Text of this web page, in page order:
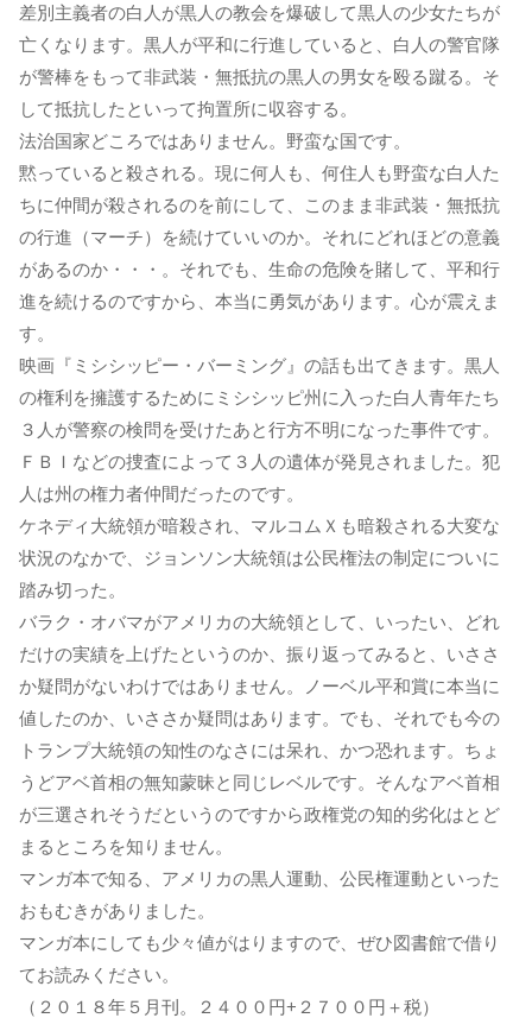
差別主義者の白人が黒人の教会を爆破して黒人の少女たちが
亡くなります。黒人が平和に行進していると、白人の警官隊
が警棒をもって非武装・無抵抗の黒人の男女を殴る蹴る。そ
して抵抗したといって拘置所に収容する。
法治国家どころではありません。野蛮な国です。
黙っていると殺される。現に何人も、何住人も野蛮な白人た
ちに仲間が殺されるのを前にして、このまま非武装・無抵抗
の行進（マーチ）を続けていいのか。それにどれほどの意義
があるのか・・・。それでも、生命の危険を賭して、平和行
進を続けるのですから、本当に勇気があります。心が震えま
す。
映画『ミシシッピー・バーミング』の話も出てきます。黒人
の権利を擁護するためにミシシッピ州に入った白人青年たち
３人が警察の検問を受けたあと行方不明になった事件です。
ＦＢＩなどの捜査によって３人の遺体が発見されました。犯
人は州の権力者仲間だったのです。
ケネディ大統領が暗殺され、マルコムＸも暗殺される大変な
状況のなかで、ジョンソン大統領は公民権法の制定についに
踏み切った。
バラク・オバマがアメリカの大統領として、いったい、どれ
だけの実績を上げたというのか、振り返ってみると、いささ
か疑問がないわけではありません。ノーベル平和賞に本当に
値したのか、いささか疑問はあります。でも、それでも今の
トランプ大統領の知性のなさには呆れ、かつ恐れます。ちょ
うどアベ首相の無知蒙昧と同じレベルです。そんなアベ首相
が三選されそうだというのですから政権党の知的劣化はとど
まるところを知りません。
マンガ本で知る、アメリカの黒人運動、公民権運動といった
おもむきがありました。
マンガ本にしても少々値がはりますので、ぜひ図書館で借り
てお読みください。
（２０１８年５月刊。２４００円+２７００円＋税）